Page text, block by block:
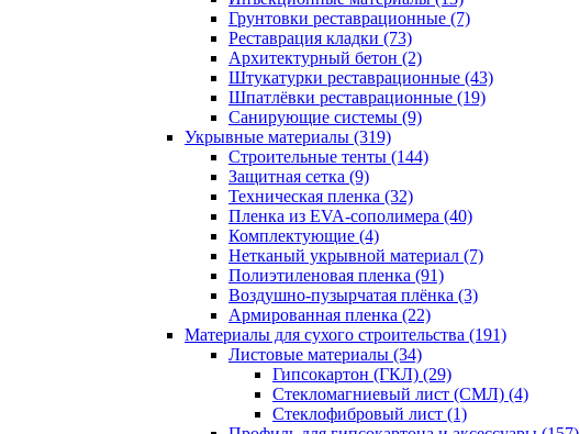
Грунтовки реставрационные (7)
Реставрация кладки (73)
Архитектурный бетон (2)
Штукатурки реставрационные (43)
Шпатлёвки реставрационные (19)
Санирующие системы (9)
Укрывные материалы (319)
Строительные тенты (144)
Защитная сетка (9)
Техническая пленка (32)
Пленка из EVA-сополимера (40)
Комплектующие (4)
Нетканый укрывной материал (7)
Полиэтиленовая пленка (91)
Воздушно-пузырчатая плёнка (3)
Армированная пленка (22)
Материалы для сухого строительства (191)
Листовые материалы (34)
Гипсокартон (ГКЛ) (29)
Стекломагниевый лист (СМЛ) (4)
Cтеклофибровый лист (1)